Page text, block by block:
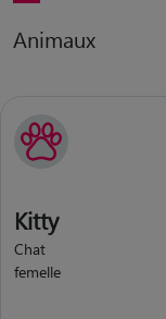
Animaux
Kitty
Chat
femelle